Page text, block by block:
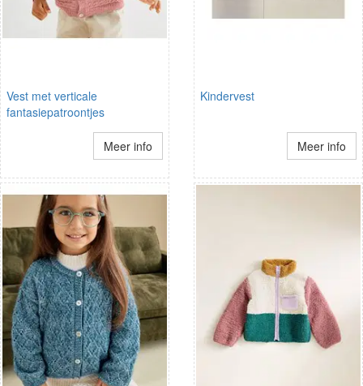
Vest met verticale
fantasiepatroontjes
Meer info
Kindervest
Meer info